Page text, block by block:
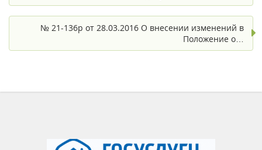
№ 21-136р от 28.03.2016 О внесении изменений в
Положение о…